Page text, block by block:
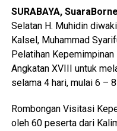
SURABAYA,
Selatan H. Muhidin
Kalsel, Muhammad
Pelatihan
Angkatan XVIII untuk
selama 4 hari, mulai 6 –
Rombongan Visitasi
oleh 60 peserta dari